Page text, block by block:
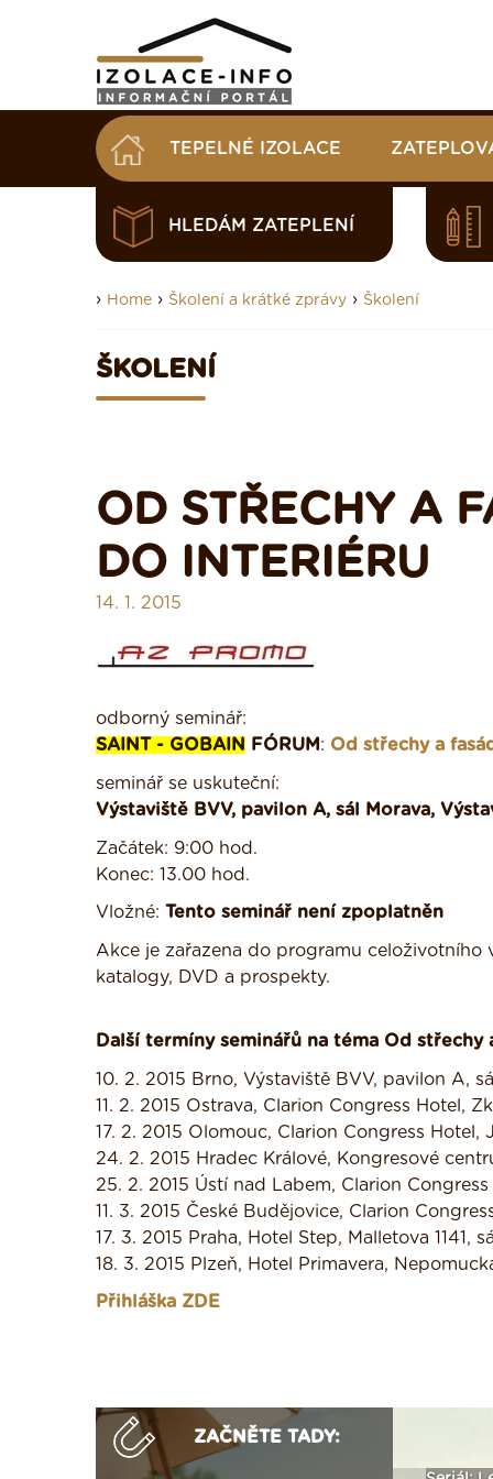
TEPELNÉ IZOLACE
HLEDÁM ZATEPLENÍ
› Home › Školení a krátké zprávy › Školení
ŠKOLENÍ
OD STŘECHY A
DO INTERIÉRU
14. 1. 2015
odborný seminář:
SAINT - GOBAIN
FÓRUM : Od střechy a
seminář se uskuteční:
Výstaviště BVV, pavilon A, sál Morava,
Začátek: 9:00 hod.
Konec: 13.00 hod.
Vložné: Tento seminář není zpoplatněn
Akce je zařazena do programu celoživotního
katalogy, DVD a prospekty.
Další termíny seminářů na téma Od
10. 2. 2015 Brno, Výstaviště BVV, pavilon A,
11. 2. 2015 Ostrava, Clarion Congress Hotel,
17. 2. 2015 Olomouc, Clarion Congress Hotel,
24. 2. 2015 Hradec Králové, Kongresové
25. 2. 2015 Ústí nad Labem, Clarion
11. 3. 2015 České Budějovice, Clarion
17. 3. 2015 Praha, Hotel Step, Malletova 1141,
18. 3. 2015 Plzeň, Hotel Primavera,
Přihláška ZDE
ZAČNĚTE TADY: